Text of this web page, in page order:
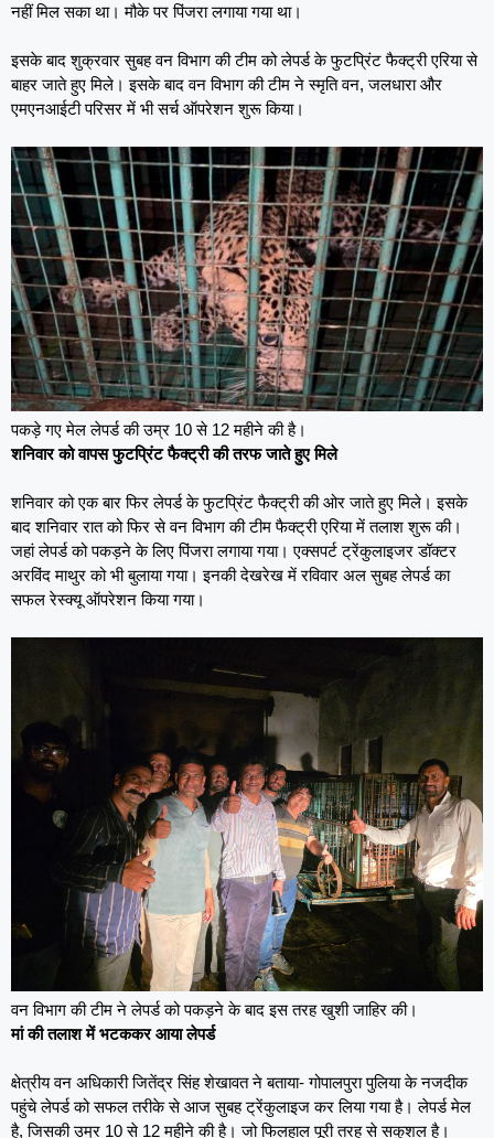
नहीं मिल सका था। मौके पर पिंजरा लगाया गया था।
इसके बाद शुक्रवार सुबह वन विभाग की टीम को लेपर्ड के फुटप्रिंट फैक्ट्री एरिया से
बाहर जाते हुए मिले। इसके बाद वन विभाग की टीम ने स्मृति वन, जलधारा और
एमएनआईटी परिसर में भी सर्च ऑपरेशन शुरू किया।
पकड़े गए मेल लेपर्ड की उम्र 10 से 12 महीने की है।
शनिवार को वापस फुटप्रिंट फैक्ट्री की तरफ जाते हुए मिले
शनिवार को एक बार फिर लेपर्ड के फुटप्रिंट फैक्ट्री की ओर जाते हुए मिले। इसके
बाद शनिवार रात को फिर से वन विभाग की टीम फैक्ट्री एरिया में तलाश शुरू की।
जहां लेपर्ड को पकड़ने के लिए पिंजरा लगाया गया। एक्सपर्ट ट्रेंकुलाइजर डॉक्टर
अरविंद माथुर को भी बुलाया गया। इनकी देखरेख में रविवार अल सुबह लेपर्ड का
सफल रेस्क्यू ऑपरेशन किया गया।
वन विभाग की टीम ने लेपर्ड को पकड़ने के बाद इस तरह खुशी जाहिर की।
मां की तलाश में भटककर आया लेपर्ड
क्षेत्रीय वन अधिकारी जितेंद्र सिंह शेखावत ने बताया- गोपालपुरा पुलिया के नजदीक
पहुंचे लेपर्ड को सफल तरीके से आज सुबह ट्रेंकुलाइज कर लिया गया है। लेपर्ड मेल
है, जिसकी उम्र 10 से 12 महीने की है। जो फिलहाल पूरी तरह से सकुशल है।